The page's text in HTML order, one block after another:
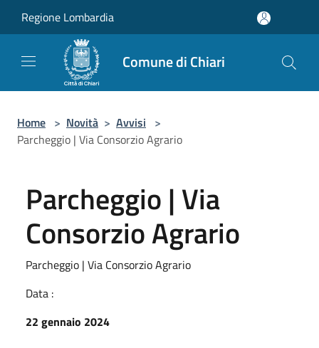
Regione Lombardia
Comune di Chiari
Home > Novità > Avvisi >
Parcheggio | Via Consorzio Agrario
Parcheggio | Via
Consorzio Agrario
Parcheggio | Via Consorzio Agrario
Data :
22 gennaio 2024